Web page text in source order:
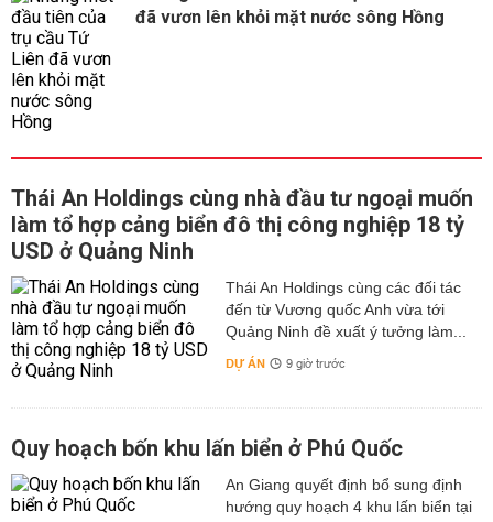
đã vươn lên khỏi mặt nước sông Hồng
Thái An Holdings cùng nhà đầu tư ngoại muốn
làm tổ hợp cảng biển đô thị công nghiệp 18 tỷ
USD ở Quảng Ninh
Thái An Holdings cùng các đối tác
đến từ Vương quốc Anh vừa tới
Quảng Ninh đề xuất ý tưởng làm...
DỰ ÁN 9 giờ trước
Quy hoạch bốn khu lấn biển ở Phú Quốc
An Giang quyết định bổ sung định
hướng quy hoạch 4 khu lấn biển tại